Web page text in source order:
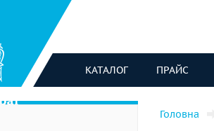
КАТАЛОГ ПРАЙС
Головна